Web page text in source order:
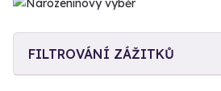
FILTROVÁNÍ ZÁŽITKŮ